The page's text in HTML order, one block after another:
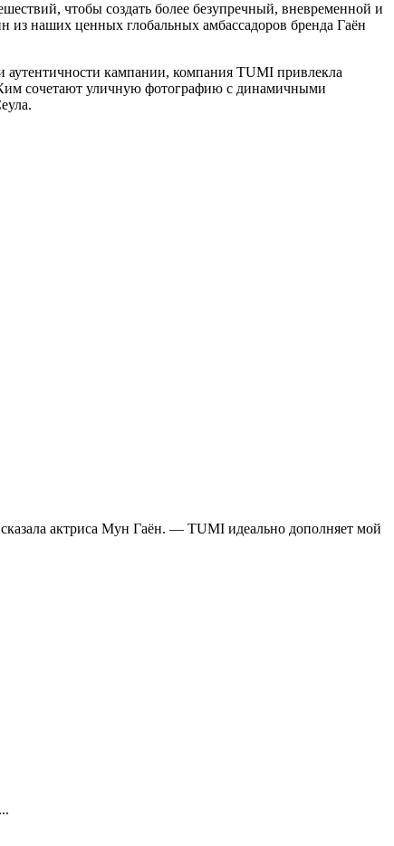
чтобы создать более безупречный, вневременной и
наших ценных глобальных амбассадоров бренда Гаён
аутентичности кампании, компания TUMI привлекла
сочетают уличную фотографию с динамичными
актриса Мун Гаён. — TUMI идеально дополняет мой